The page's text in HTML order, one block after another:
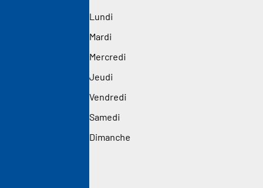
Lundi
Mardi
Mercredi
Jeudi
Vendredi
Samedi
Dimanche